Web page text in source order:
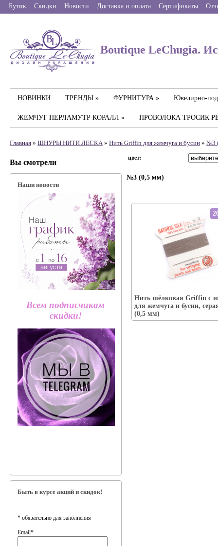
Бутик Скидки Новости Доставка и оплата Сертификаты
Boutique LeChugia.
НОВИНКИ ТРЕНДЫ » ФУРНИТУРА » Ювелирно-
ЖЕМЧУГ ПЕРЛАМУТР КОРАЛЛ » ПРОВОЛОКА ТРОСИК
Главная » ШНУРЫ НИТИ ЛЕСКА» Нить Griffin для жемчуга и бусин » №3
Вы смотрели
Наши новости
Всем подписчикам
скидки!
Быть в курсе акций и скидок!
* обязательно для заполнения
Email*
цвет:
№3 (0,5 мм)
Нить шёлковая Griffin с
для жемчуга и бусин,
(0,5 мм)
Наличие:есть
В корзину